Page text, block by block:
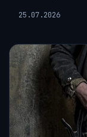
25.07.2026